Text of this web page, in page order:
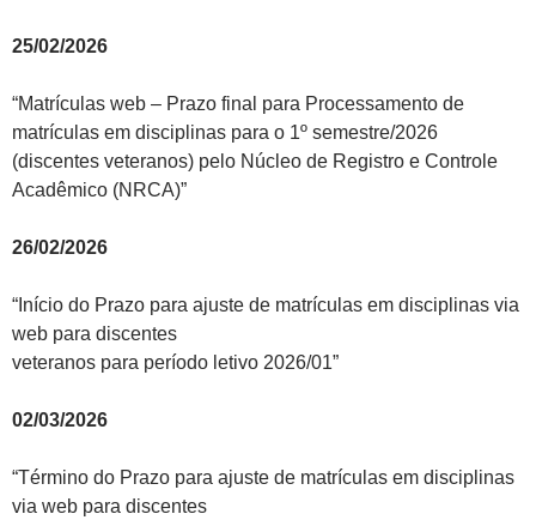
25/02/2026
“Matrículas web – Prazo final para Processamento de
matrículas em disciplinas para o 1º semestre/2026
(discentes veteranos) pelo Núcleo de Registro e Controle
Acadêmico (NRCA)”
26/02/2026
“Início do Prazo para ajuste de matrículas em disciplinas via
web para discentes
veteranos para período letivo 2026/01”
02/03/2026
“Término do Prazo para ajuste de matrículas em disciplinas
via web para discentes